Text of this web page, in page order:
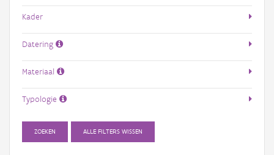
Kader
Datering
Materiaal
Typologie
ZOEKEN ALLE FILTERS WISSEN